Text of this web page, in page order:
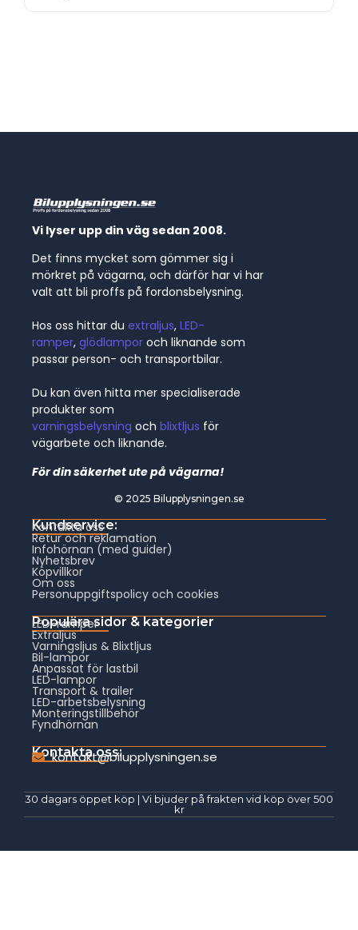
Vi lyser upp din väg sedan 2008.
Det finns mycket som gömmer sig i
mörkret på vägarna, och därför har vi har
valt att bli proffs på fordonsbelysning.
Hos oss hittar du extraljus, LED-
ramper, glödlampor och liknande som
passar person- och transportbilar.
Du kan även hitta mer specialiserade
produkter som
varningsbelysning och blixtljus för
vägarbete och liknande.
För din säkerhet ute på vägarna!
© 2025 Bilupplysningen.se
Kundservice:
Kontakta oss
Retur och reklamation
Infohörnan (med guider)
Nyhetsbrev
Köpvillkor
Om oss
Personuppgiftspolicy och cookies
Populära sidor & kategorier
LED-ramper
Extraljus
Varningsljus & Blixtljus
Bil-lampor
Anpassat för lastbil
LED-lampor
Transport & trailer
LED-arbetsbelysning
Monteringstillbehör
Fyndhörnan
Kontakta oss:
kontakt@bilupplysningen.se
30 dagars öppet köp | Vi bjuder på frakten vid köp över 500
kr